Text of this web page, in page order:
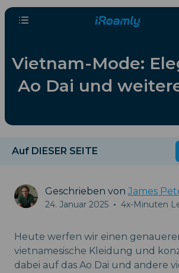
Vietnam-Mode:
Ao Dai und
Auf DIESER SEITE
Geschrieben von James
24. Januar 2025 • 4x-Minuten
Heute werfen wir einen
vietnamesische Kleidung und
dabei auf das Ao Dai und andere